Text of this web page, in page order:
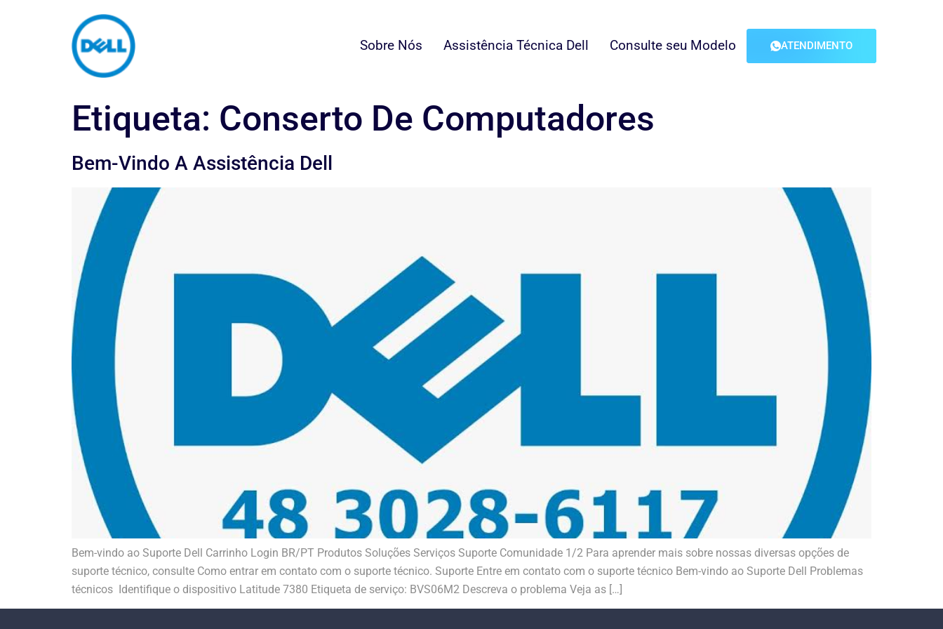
Sobre Nós Assistência Técnica Dell Consulte seu Modelo ATENDIMENTO
Etiqueta: Conserto De Computadores
Bem-Vindo A Assistência Dell
Bem-vindo ao Suporte Dell Carrinho Login BR/PT Produtos Soluções Serviços Suporte Comunidade 1/2 Para aprender mais sobre nossas diversas opções de
suporte técnico, consulte Como entrar em contato com o suporte técnico. Suporte Entre em contato com o suporte técnico Bem-vindo ao Suporte Dell Problemas
técnicos Identifique o dispositivo Latitude 7380 Etiqueta de serviço: BVS06M2 Descreva o problema Veja as […]